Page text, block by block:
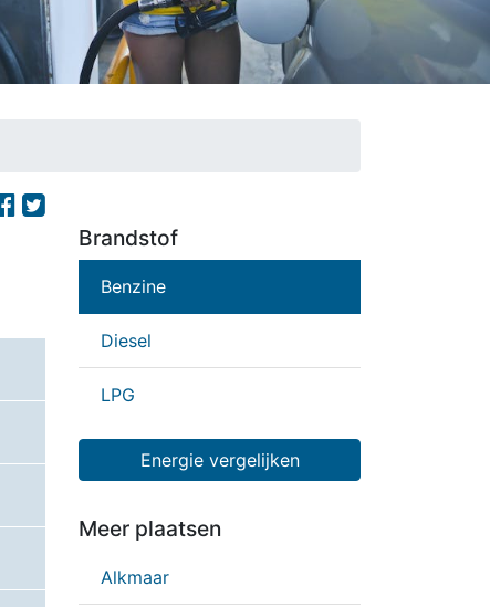
Brandstof
Benzine
Diesel
LPG
Energie vergelijken
Meer plaatsen
Alkmaar